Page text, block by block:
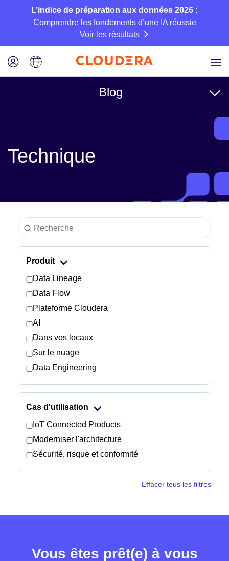
L’indice de préparation aux données 2026 :
Comprendre les fondements d’une IA réussie
Voir les résultats
Blog
Business
Industrie
Services financiers
Industrie manufacturière
Assurance
Télécommunications
Secteur public
Santé
Éducation
Technique
Produit
Data Lineage
Data Flow
Plateforme Cloudera
AI
Dans vos locaux
Sur le nuage
Data Engineering
Cas d'utilisation
IoT Connected Products
Moderniser l'architecture
Sécurité, risque et conformité
Effacer tous les filtres
Vous êtes prêt(e) à vous